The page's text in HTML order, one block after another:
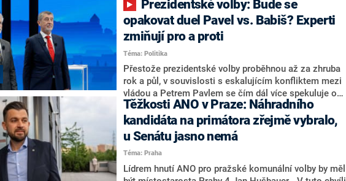
ministryně spravedlnosti ODS Eva Decroix. V
rozhovoru pro CNN Prima NEWS si nebrala servítky
ohledně politického výkonu svého nástupce Jeronýma
Tejce (za ANO) či vládní zmocněnkyně pro lidská
práva Taťány Malé (ANO). Označením „svoloč“ na
adresu vlády prý byla ještě hodná. Decroix se také
vrátila k volební porážce koalice Spolu či promluvila o
hnutí Naše Česko Martina Kuby.
opakovat duel Pavel vs. Babiš? Experti
zmiňují pro a proti
Téma: Politika
Přestože prezidentské volby proběhnou až za zhruba
rok a půl, v souvislosti s eskalujícím konfliktem mezi
vládou a Petrem Pavlem se čím dál více spekuluje o
tom, koho by do bitvy o Hrad mohla vyslat současná
koalice. Někteří političtí komentátoři znovu vytahují
jméno premiéra Andreje Babiše (ANO). Jak moc je
pravděpodobné, že se v prezidentských volbách 2028
bude znovu opakovat souboj z roku 2023?
Těžkosti ANO v Praze: Náhradního
kandidáta na primátora zřejmě vybralo,
u Senátu jasno nemá
Téma: Praha
Lídrem hnutí ANO pro pražské komunální volby by měl